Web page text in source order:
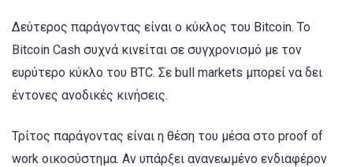
Δεύτερος παράγοντας είναι ο κύκλος του Bitcoin. Το
Bitcoin Cash συχνά κινείται σε συγχρονισμό με τον
ευρύτερο κύκλο του BTC. Σε bull markets μπορεί να δει
έντονες ανοδικές κινήσεις.
Τρίτος παράγοντας είναι η θέση του μέσα στο proof of
work οικοσύστημα. Αν υπάρξει ανανεωμένο ενδιαφέρον